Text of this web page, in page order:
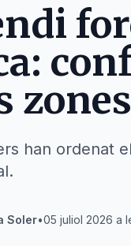
zones
han ordenat
Soler•05 juliol 2026 a